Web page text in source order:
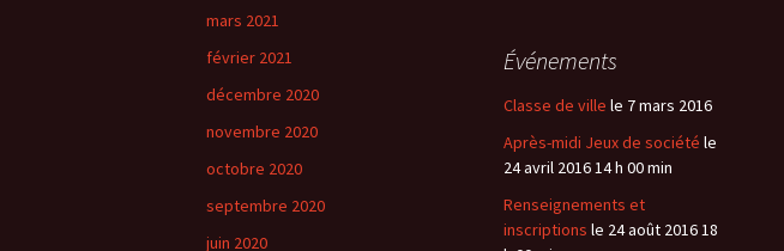
mars 2021
février 2021
décembre 2020
novembre 2020
octobre 2020
septembre 2020
juin 2020
Événements
Classe de ville le 7 mars 2016
Après-midi Jeux de société le
24 avril 2016 14 h 00 min
Renseignements et
inscriptions le 24 août 2016 18